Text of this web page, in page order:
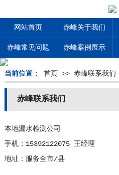
网站首页 赤峰关于我们
赤峰常见问题 赤峰案例展示
当前位置： 首页 >> 赤峰联系我们
赤峰联系我们
本地漏水检测公司
手机：15392122075 王经理
地址：服务全市/县